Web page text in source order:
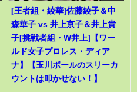
[王者組・綾華]佐藤綾子＆中
森華子 vs 井上京子＆井上貴
子[挑戦者組・W井上]【ワー
ルド女子プロレス・ディア
ナ】【玉川ボールのスリーカ
ウントは叩かせない！】